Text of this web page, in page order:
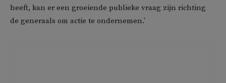
heeft, kan er een groeiende publieke vraag zijn richting
de generaals om actie te ondernemen.’